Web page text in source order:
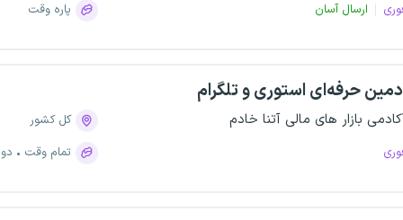
ارسال آسان
پاره وقت
حرفه‌ای استوری و تلگرام
بازار های مالی آتنا خادم
کل کشور
تمام وقت